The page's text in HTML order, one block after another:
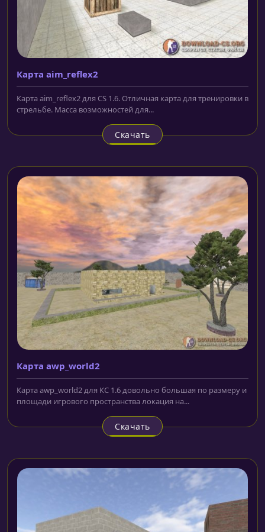
Карта aim_reflex2
Карта aim_reflex2 для CS 1.6. Отличная карта для тренировки в
стрельбе. Масса возможностей для...
Скачать
Карта awp_world2
Карта awp_world2 для КС 1.6 довольно большая по размеру и
площади игрового пространства локация на...
Скачать